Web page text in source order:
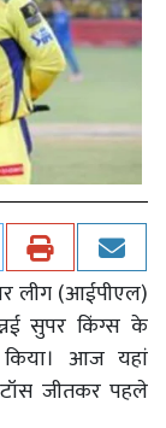
लीग (आईपीएल)
सुपर किंग्स के
आज यहां
जीतकर पहले